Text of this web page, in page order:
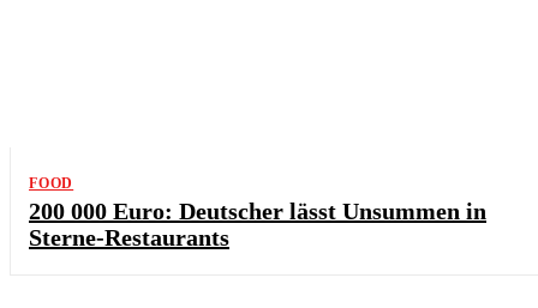
FOOD
200 000 Euro: Deutscher lässt Unsummen in
Sterne-Restaurants